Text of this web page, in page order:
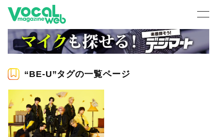
“BE-U”タグの一覧ページ